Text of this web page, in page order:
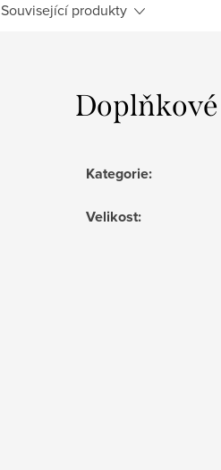
Související produkty
Kategorie:
Velikost: